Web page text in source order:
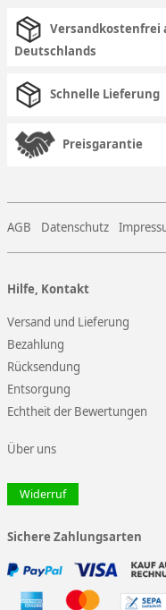
Versandkostenfrei
Deutschlands
Schnelle Lieferung
Preisgarantie
AGB Datenschutz
Hilfe, Kontakt
Versand und Lieferung
Bezahlung
Rücksendung
Entsorgung
Echtheit der Bewertungen
Über uns
Widerruf
Sichere Zahlungsarten